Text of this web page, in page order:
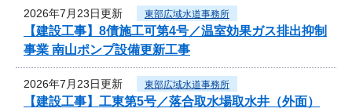
2026年7月23日更新 東部広域水道事務所
【建設工事】8債施工可第4号／温室効果ガス排出抑制
事業 南山ポンプ設備更新工事
2026年7月23日更新 東部広域水道事務所
【建設工事】工東第5号／落合取水場取水井（外面）